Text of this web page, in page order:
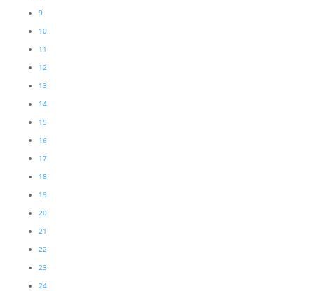
9
10
11
12
13
14
15
16
17
18
19
20
21
22
23
24